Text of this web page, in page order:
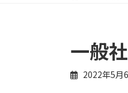
一般
2022年5月